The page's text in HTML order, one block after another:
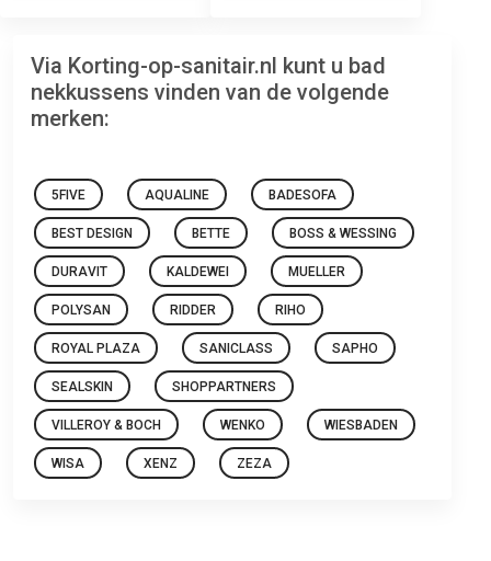
Via Korting-op-sanitair.nl kunt u bad
nekkussens vinden van de volgende
merken:
5FIVE AQUALINE BADESOFA
BEST DESIGN BETTE BOSS & WESSING
DURAVIT KALDEWEI MUELLER
POLYSAN RIDDER RIHO
ROYAL PLAZA SANICLASS SAPHO
SEALSKIN SHOPPARTNERS
VILLEROY & BOCH WENKO WIESBADEN
WISA XENZ ZEZA